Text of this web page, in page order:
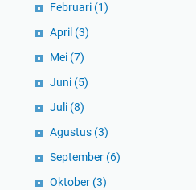
Februari (1)
April (3)
Mei (7)
Juni (5)
Juli (8)
Agustus (3)
September (6)
Oktober (3)